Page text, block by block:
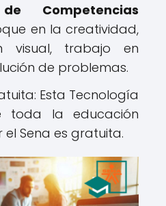
Competencias
en la creatividad,
visual, trabajo en
de problemas.
Esta Tecnología
toda la educación
Sena es gratuita.